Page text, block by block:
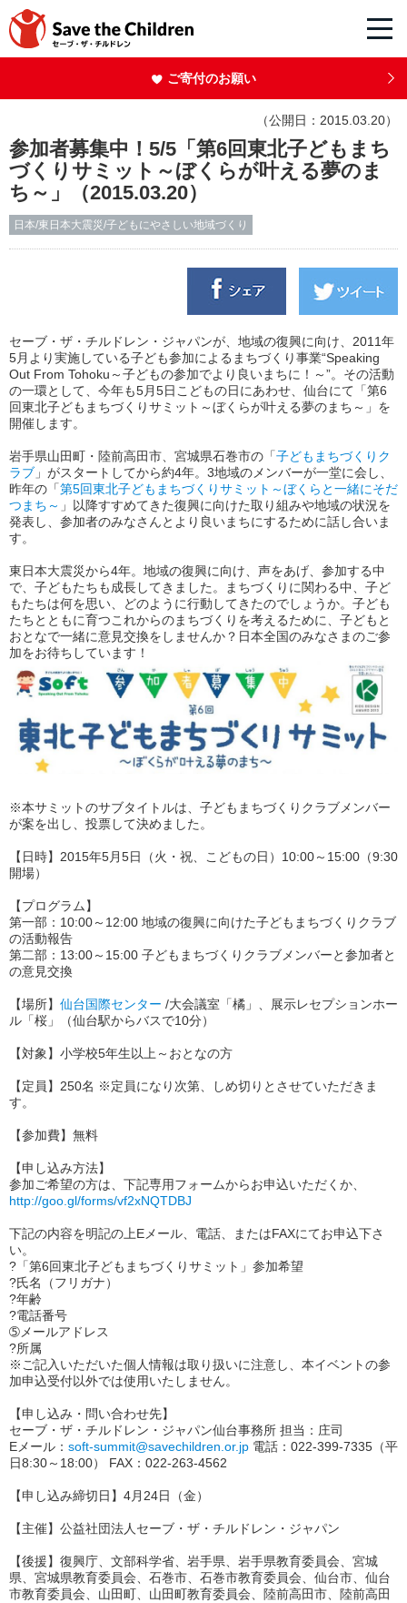
ご寄付のお願い
（公開日：2015.03.20）
参加者募集中！5/5「第6回東北子どもまち
づくりサミット～ぼくらが叶える夢のま
ち～」（2015.03.20）
日本/東日本大震災/子どもにやさしい地域づくり
セーブ・ザ・チルドレン・ジャパンが、地域の復興に向け、2011年
5月より実施している子ども参加によるまちづくり事業“Speaking
Out From Tohoku～子どもの参加でより良いまちに！～”。その活動
の一環として、今年も5月5日こどもの日にあわせ、仙台にて「第6
回東北子どもまちづくりサミット～ぼくらが叶える夢のまち～」を
開催します。
岩手県山田町・陸前高田市、宮城県石巻市の「子どもまちづくりク
ラブ 」がスタートしてから約4年。3地域のメンバーが一堂に会し、
昨年の「第5回東北子どもまちづくりサミット～ぼくらと一緒にそだ
つまち～ 」以降すすめてきた復興に向けた取り組みや地域の状況を
発表し、参加者のみなさんとより良いまちにするために話し合いま
す。
東日本大震災から4年。地域の復興に向け、声をあげ、参加する中
で、子どもたちも成長してきました。まちづくりに関わる中、子ど
もたちは何を思い、どのように行動してきたのでしょうか。子ども
たちとともに育つこれからのまちづくりを考えるために、子どもと
おとなで一緒に意見交換をしませんか？日本全国のみなさまのご参
加をお待ちしています！
※本サミットのサブタイトルは、子どもまちづくりクラブメンバー
が案を出し、投票して決めました。
【日時】2015年5月5日（火・祝、こどもの日）10:00～15:00（9:30
開場）
【プログラム】
第一部：10:00～12:00 地域の復興に向けた子どもまちづくりクラブ
の活動報告
第二部：13:00～15:00 子どもまちづくりクラブメンバーと参加者と
の意見交換
【場所】 仙台国際センター /大会議室「橘」、展示レセプションホー
ル「桜」（仙台駅からバスで10分）
【対象】小学校5年生以上～おとなの方
【定員】250名 ※定員になり次第、しめ切りとさせていただきま
す。
【参加費】無料
【申し込み方法】
参加ご希望の方は、下記専用フォームからお申込いただくか、
http://goo.gl/forms/vf2xNQTDBJ
下記の内容を明記の上Eメール、電話、またはFAXにてお申込下さ
い。
?「第6回東北子どもまちづくりサミット」参加希望
?氏名（フリガナ）
?年齢
?電話番号
➄メールアドレス
?所属
※ご記入いただいた個人情報は取り扱いに注意し、本イベントの参
加申込受付以外では使用いたしません。
【申し込み・問い合わせ先】
セーブ・ザ・チルドレン・ジャパン仙台事務所 担当：庄司
Eメール： soft-summit@savechildren.or.jp 電話：022-399-7335（平
日8:30～18:00） FAX：022-263-4562
【申し込み締切日】4月24日（金）
【主催】公益社団法人セーブ・ザ・チルドレン・ジャパン
【後援】復興庁、文部科学省、岩手県、岩手県教育委員会、宮城
県、宮城県教育委員会、石巻市、石巻市教育委員会、仙台市、仙台
市教育委員会、山田町、山田町教育委員会、陸前高田市、陸前高田